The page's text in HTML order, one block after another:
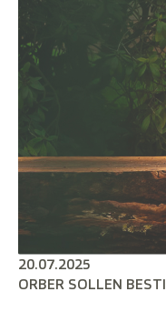
20.07.2025
ORBER SOLLEN